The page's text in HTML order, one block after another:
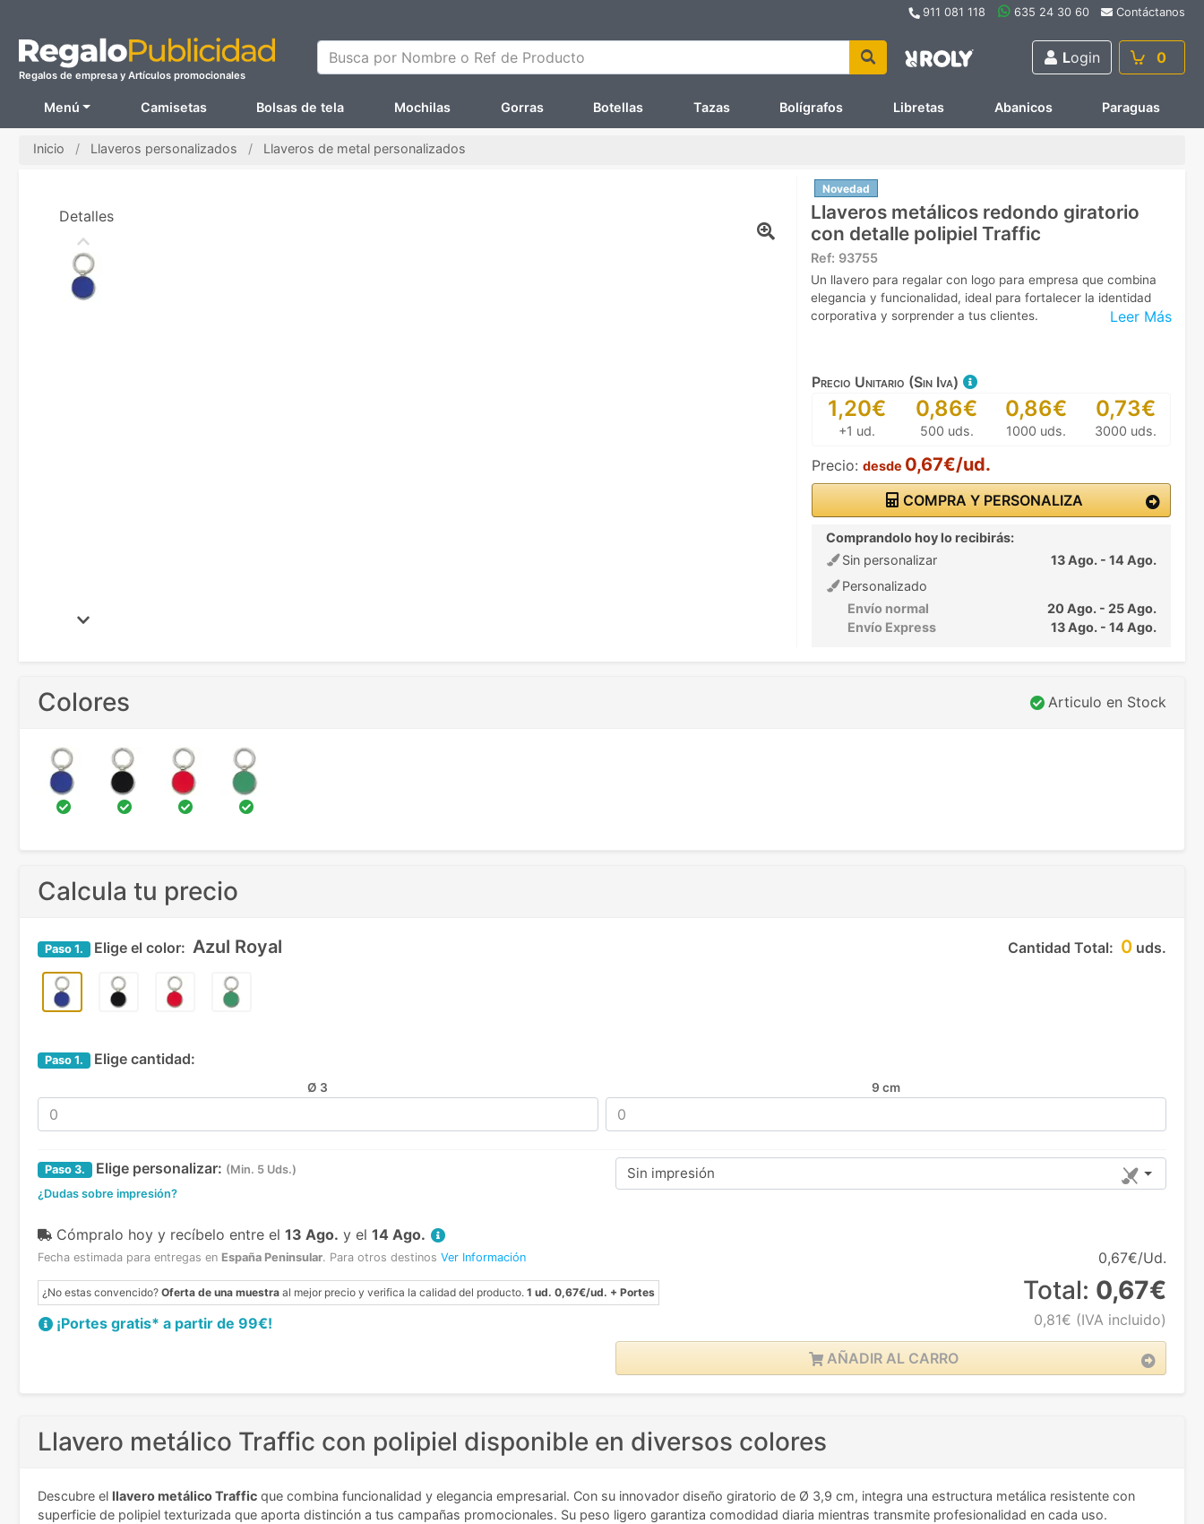
911 081 118 635 24 30 60 Contáctanos
Regalos de empresa y Artículos promocionales
Busca por Nombre o Ref de Producto Login 0
Menú Camisetas Bolsas de tela Mochilas Gorras Botellas Tazas Bolígrafos Libretas Abanicos Paraguas
Inicio Llaveros personalizados Llaveros de metal personalizados
Novedad
Llaveros metálicos redondo giratorio
con detalle polipiel Traffic
Ref: 93755
Leer Más
Un llavero para regalar con logo para empresa que combina
elegancia y funcionalidad, ideal para fortalecer la identidad
corporativa y sorprender a tus clientes.
Precio Unitario (Sin Iva)
1,20€
+1 ud.
0,86€
500 uds.
0,86€
1000 uds.
0,73€
3000 uds.
Precio: desde 0,67€/ud.
COMPRA Y PERSONALIZA
Comprandolo hoy lo recibirás:
Sin personalizar
13 Ago. - 14 Ago.
Personalizado
Envío normal
20 Ago. - 25 Ago.
Envío Express
13 Ago. - 14 Ago.
Detalles
Colores Articulo en Stock
Calcula tu precio
Cantidad Total: 0 uds.
Paso 1. Elige el color: Azul Royal
Paso 1. Elige cantidad:
Ø 3 9 cm
Paso 3. Elige personalizar: (Min. 5 Uds.)
¿Dudas sobre impresión?
Sin impresión
Cómpralo hoy y recíbelo entre el 13 Ago. y el 14 Ago.
Fecha estimada para entregas en España Peninsular. Para otros destinos Ver Información
¿No estas convencido? Oferta de una muestra al mejor precio y verifica la calidad del producto. 1 ud. 0,67€/ud. + Portes
¡Portes gratis* a partir de 99€!
0,67€/Ud.
Total: 0,67€
0,81€ (IVA incluido)
AÑADIR AL CARRO
Llavero metálico Traffic con polipiel disponible en diversos colores
Descubre el llavero metálico Traffic que combina funcionalidad y elegancia empresarial. Con su innovador diseño giratorio de Ø 3,9 cm, integra una estructura metálica resistente con
superficie de polipiel texturizada que aporta distinción a tus campañas promocionales. Su peso ligero garantiza comodidad diaria mientras transmite profesionalidad en cada uso.